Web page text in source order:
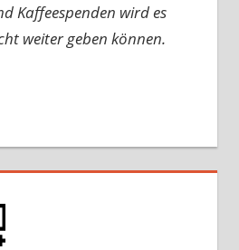
Kaffeespenden wird es
weiter geben können.